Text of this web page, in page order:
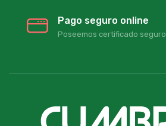
Pago seguro online
Poseemos certificado seguro